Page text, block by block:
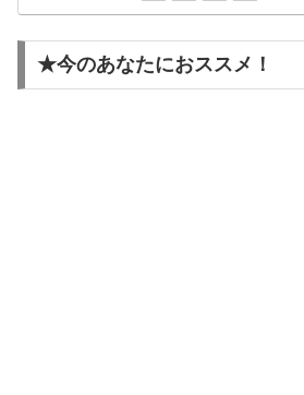
★今のあなたにおススメ！